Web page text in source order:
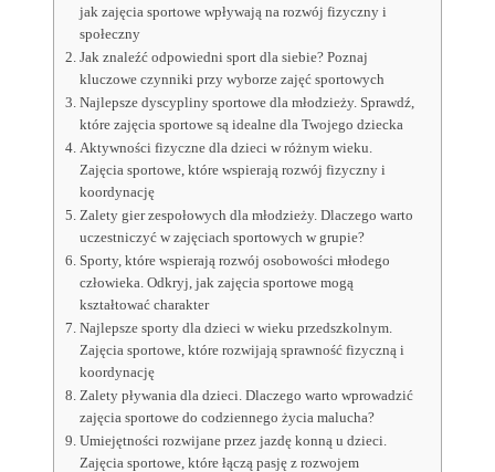
jak zajęcia sportowe wpływają na rozwój fizyczny i
społeczny
Jak znaleźć odpowiedni sport dla siebie? Poznaj
kluczowe czynniki przy wyborze zajęć sportowych
Najlepsze dyscypliny sportowe dla młodzieży. Sprawdź,
które zajęcia sportowe są idealne dla Twojego dziecka
Aktywności fizyczne dla dzieci w różnym wieku.
Zajęcia sportowe, które wspierają rozwój fizyczny i
koordynację
Zalety gier zespołowych dla młodzieży. Dlaczego warto
uczestniczyć w zajęciach sportowych w grupie?
Sporty, które wspierają rozwój osobowości młodego
człowieka. Odkryj, jak zajęcia sportowe mogą
kształtować charakter
Najlepsze sporty dla dzieci w wieku przedszkolnym.
Zajęcia sportowe, które rozwijają sprawność fizyczną i
koordynację
Zalety pływania dla dzieci. Dlaczego warto wprowadzić
zajęcia sportowe do codziennego życia malucha?
Umiejętności rozwijane przez jazdę konną u dzieci.
Zajęcia sportowe, które łączą pasję z rozwojem